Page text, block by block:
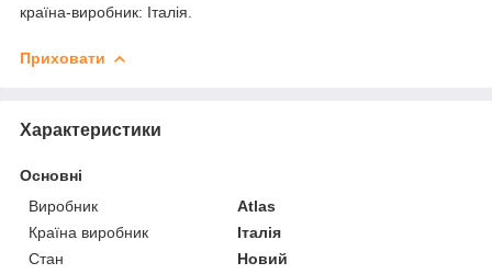
країна-виробник: Італія.
Приховати
Характеристики
Основні
Виробник
Atlas
Країна виробник
Італія
Стан
Новий